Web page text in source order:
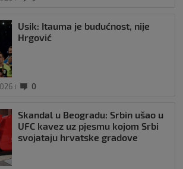
Usik: Itauma je budućnost, nije
Hrgović
0
Skandal u Beogradu: Srbin ušao u
UFC kavez uz pjesmu kojom Srbi
svojataju hrvatske gradove